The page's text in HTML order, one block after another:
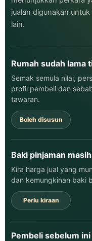
jualan digunakan
lain.
Rumah sudah lama
Semak semula nilai,
profil pembeli dan
tawaran.
Boleh disusun
Baki pinjaman
Kira harga jual yang
dan kemungkinan baki
Perlu kiraan
Pembeli sebelum ini